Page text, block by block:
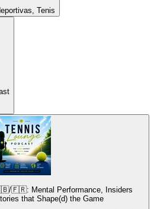
Tenis
🇫🇷: Mental Performance, Insiders
that Shape(d) the Game